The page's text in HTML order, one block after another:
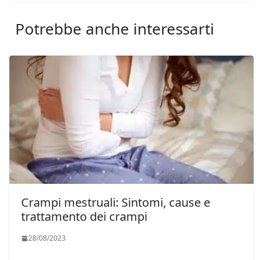
Potrebbe anche interessarti
Crampi mestruali: Sintomi, cause e
trattamento dei crampi
28/08/2023